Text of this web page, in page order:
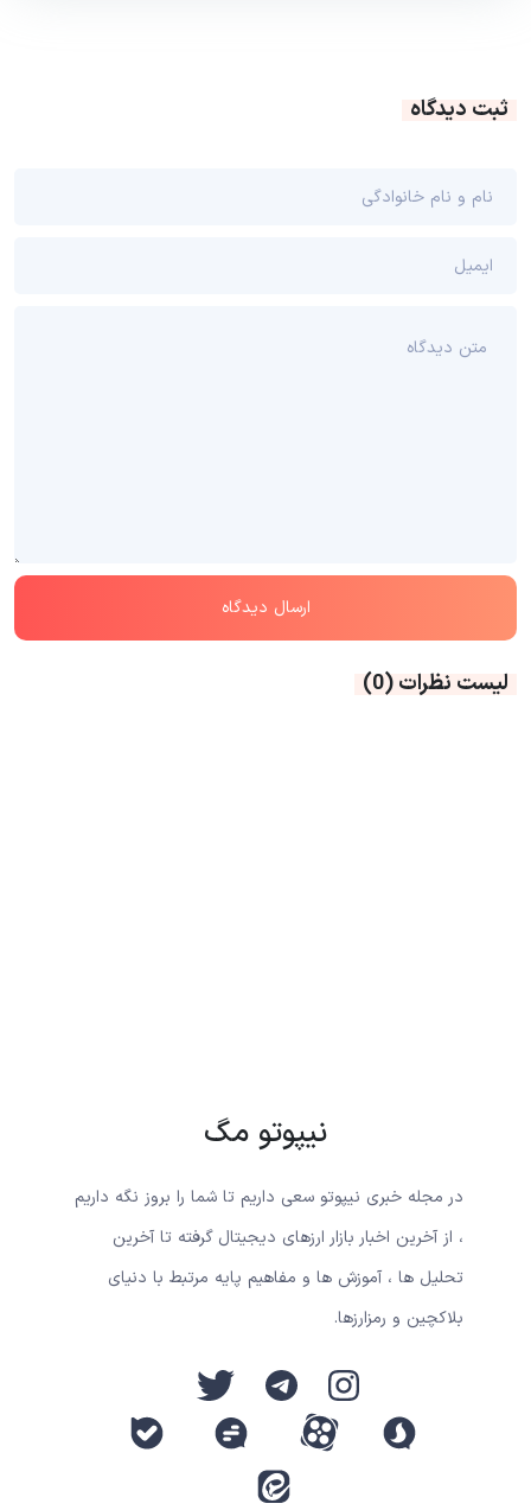
ثبت دیدگاه
لیست نظرات(0)
نیپوتو مگ
در مجله خبری نیپوتو سعی داریم تا شما را بروز نگه داریم
، از آخرین اخبار بازار ارزهای دیجیتال گرفته تا آخرین
تحلیل ها ، آموزش ها و مفاهیم پایه مرتبط با دنیای
بلاکچین و رمزارزها.